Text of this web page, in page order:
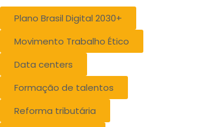
Plano Brasil Digital 2030+
Movimento Trabalho Ético
Data centers
Formação de talentos
Reforma tributária